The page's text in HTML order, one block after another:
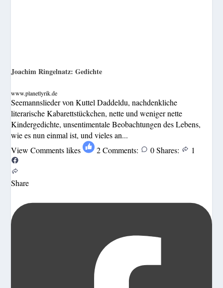
Joachim Ringelnatz: Gedichte
www.planetlyrik.de
Seemannslieder von Kuttel Daddeldu, nachdenkliche
literarische Kabarettstückchen, nette und weniger nette
Kindergedichte, unsentimentale Beobachtungen des Lebens,
wie es nun einmal ist, und vieles an...
View Comments likes 2 Comments: 0 Shares: 1
Share